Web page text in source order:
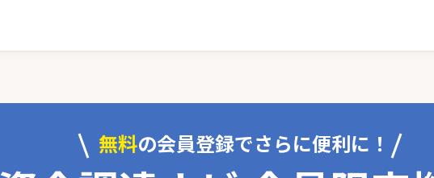
無料の会員登録でさらに便利に！